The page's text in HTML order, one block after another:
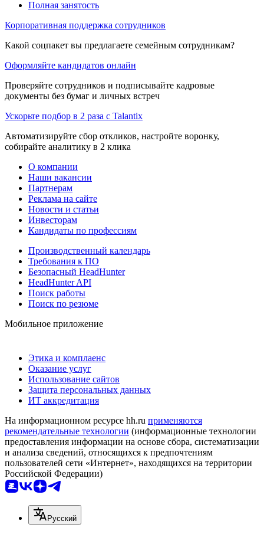
Полная занятость
Корпоративная поддержка сотрудников
Какой соцпакет вы предлагаете семейным сотрудникам?
Оформляйте кандидатов онлайн
Проверяйте сотрудников и подписывайте кадровые
документы без бумаг и личных встреч
Ускорьте подбор в 2 раза с Talantix
Автоматизируйте сбор откликов, настройте воронку,
собирайте аналитику в 2 клика
О компании
Наши вакансии
Партнерам
Реклама на сайте
Новости и статьи
Инвесторам
Кандидаты по профессиям
Производственный календарь
Требования к ПО
Безопасный HeadHunter
HeadHunter API
Поиск работы
Поиск по резюме
Мобильное приложение
Этика и комплаенс
Оказание услуг
Использование сайтов
Защита персональных данных
ИТ аккредитация
На информационном ресурсе hh.ru применяются
рекомендательные технологии (информационные технологии
предоставления информации на основе сбора, систематизации
и анализа сведений, относящихся к предпочтениям
пользователей сети «Интернет», находящихся на территории
Российской Федерации)
Русский